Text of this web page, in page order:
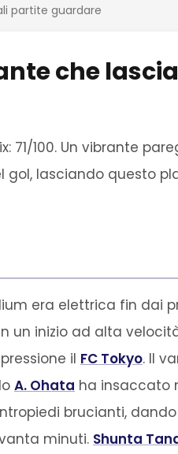
partite guardare
che
71/100. Un vibrante
lasciando questo
era elettrica fin dai
un inizio ad alta
il FC Tokyo. Il
A. Ohata ha insaccato
brucianti,
minuti. Shunta